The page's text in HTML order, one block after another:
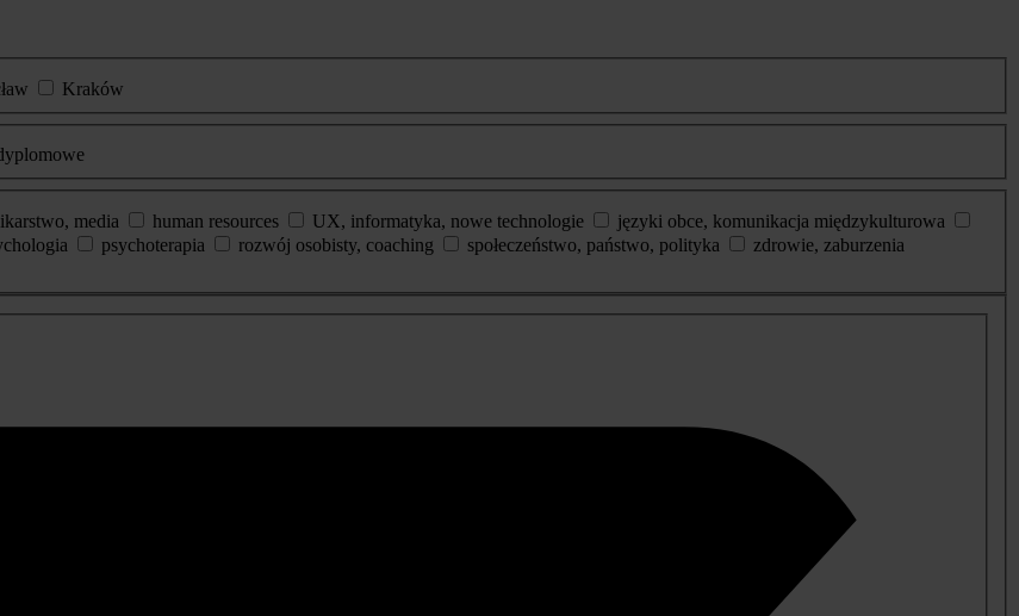
Kraków
media human resources UX, informatyka, nowe technologie
języki obce, komunikacja międzykulturowa
psychoterapia rozwój osobisty, coaching społeczeństwo, państwo, polityka
zdrowie, zaburzenia